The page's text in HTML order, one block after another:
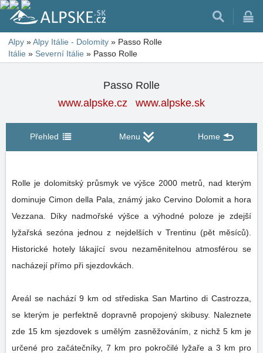
Alpy »Alpy Itálie - Dolomity » Passo Rolle
Itálie » Severní Itálie » Passo Rolle
Passo Rolle
www.alpske.cz
www.alpske.sk
Přehled Menu Home
Rolle je dolomitský průsmyk ve výšce 2000 metrů, nad kterým
dominuje Cimon della Pala, známý jako Cervino Dolomit a hora
Vezzana. Díky nadmořské výšce a výhodné poloze je zdejší
lyžařská sezóna jednou z nejdelších v Trentinu (pět měsíců).
Historické hotely lákající svou nezaměnitelnou atmosférou se
nacházejí přímo při sjezdovkách.
Areál se nachází 9 km od střediska San Martino di Castrozza,
se kterým je perfektně dopravně propojený skibusy. Naleznete
zde 15 km sjezdovek s umělým zasněžováním, z nichž 5 km je
určené pro začátečníky, 7 km pro pokročilé lyžaře a 3 km pro